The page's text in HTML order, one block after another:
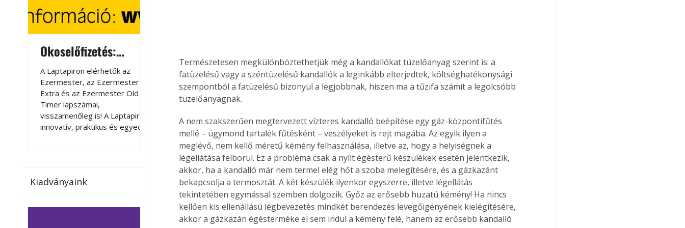
Okoselőfizetés:
Ezermester Extra
A Laptapiron elérhetők az
Ezermester, az Ezermester
Extra és az Ezermester Old
Timer lapszámai,
visszamenőleg is! A Laptapir új,
innovatív, praktikus és egyedi
az otthonában, útközben vagy
elérhetők lapszámaink. Bárhol,
A Laptapiron elérhetők az
Ezermester, az Ezermester
Extra és az Ezermester Old
Timer lapszámai,
visszamenőleg is! A Laptapir új,
innovatív, praktikus és egyedi
megoldás a nyomtatott
magazinok digitális olvasására
számítógépen, okostelefonon
vagy táblagépen. Kényelmesen
az otthonában, útközben vagy
nyaralás, pihenés alatt is
elérhetők lapszámaink. Bárhol,
bármikor, akár külföldön élve
Bővebb információ itt!
Együtt jobban megéri! A
könyvek tetszőleges
párosítással kedvezményes
Kiadványaink
Természetesen megkülönböztethetjük még a kandallókat tüzelőanyag szerint is: a
fatüzelésű vagy a széntüzelésű kandallók a leginkább elterjedtek, költséghatékonysági
szempontból a fatüzelésű bizonyul a legjobbnak, hiszen ma a tűzifa számít a legolcsóbb
tüzelőanyagnak.
A nem szakszerűen megtervezett vízteres kandalló beépítése egy gáz-központifűtés
mellé – úgymond tartalék fűtésként – veszélyeket is rejt magába. Az egyik ilyen a
meglévő, nem kellő méretű kémény felhasználása, illetve az, hogy a helyiségnek a
légellátása felborul. Ez a probléma csak a nyílt égésterű készülékek esetén jelentkezik,
akkor, ha a kandalló már nem termel elég hőt a szoba melegítésére, és a gázkazánt
bekapcsolja a termosztát. A két készülék ilyenkor egyszerre, illetve légellátás
tekintetében egymással szemben dolgozik. Győz az erősebb huzatú kémény! Ha nincs
kellően kis ellenállású légbevezetés mindkét berendezés levegőigényének kielégítésére,
akkor a gázkazán égésterméke el sem indul a kémény felé, hanem az erősebb kandalló